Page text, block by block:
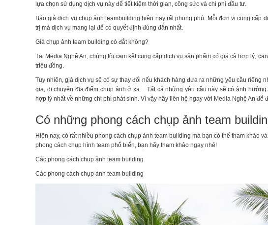
lựa chọn sử dụng dịch vụ này để tiết kiệm thời gian, công sức và chi phí đầu tư.
Báo giá dịch vụ chụp ảnh teambuilding hiện nay rất phong phú. Mỗi đơn vị cung cấp
trị mà dịch vụ mang lại để có quyết định đúng đắn nhất.
Giá chụp ảnh team building có đắt không?
Tại Media Nghệ An, chúng tôi cam kết cung cấp dịch vụ sản phẩm có giá cả hợp lý,
triệu đồng.
Tuy nhiên, giá dịch vụ sẽ có sự thay đổi nếu khách hàng đưa ra những yêu cầu riêng
gia, di chuyển địa điểm chụp ảnh ở xa… Tất cả những yêu cầu này sẽ có ảnh
hợp lý nhất về những chi phí phát sinh. Vì vậy hãy liên hệ ngay với Media Nghệ An để
Có những phong cách chụp ảnh team
Hiện nay, có rất nhiều phong cách chụp ảnh team building mà bạn có thể tham khảo
phong cách chụp hình team phổ biến, bạn hãy tham khảo ngay nhé!
Các phong cách chụp ảnh team building
Các phong cách chụp ảnh team building